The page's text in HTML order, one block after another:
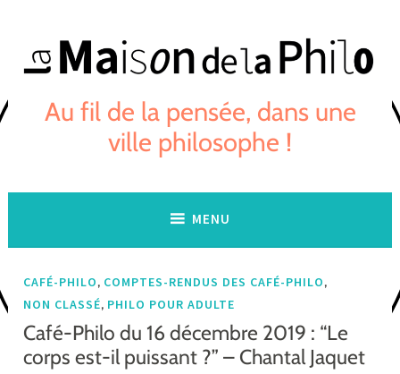
content
Au fil de la pensée, dans une
ville philosophe !
MENU
CAFÉ-PHILO, COMPTES-RENDUS DES CAFÉ-PHILO,
NON CLASSÉ, PHILO POUR ADULTE
Café-Philo du 16 décembre 2019 : “Le
corps est-il puissant ?” – Chantal Jaquet